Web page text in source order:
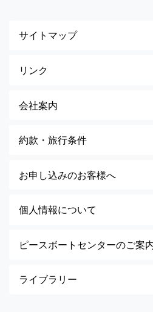
サイトマップ
リンク
会社案内
約款・旅行条件
お申し込みのお客様へ
個人情報について
ピースボートセンターのご案
ライブラリー